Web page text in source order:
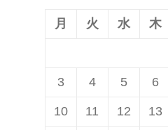
月 火 水 木
3 4 5 6
10 11 12 13